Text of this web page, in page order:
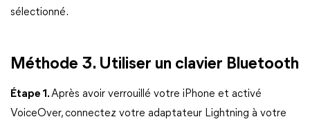
sélectionné.
Méthode 3. Utiliser un clavier Bluetooth
Étape 1.Après avoir verrouillé votre iPhone et activé
VoiceOver, connectez votre adaptateur Lightning à votre